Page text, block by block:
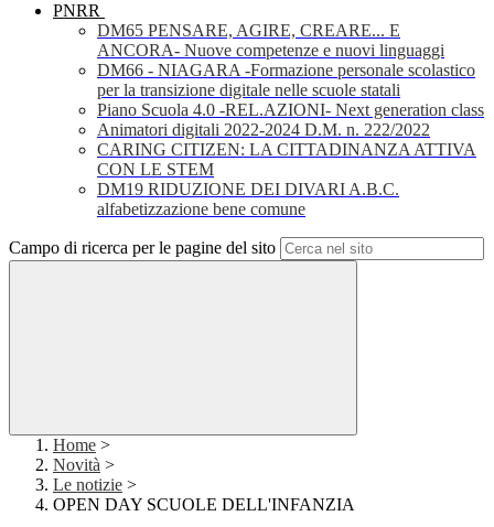
PNRR
DM65 PENSARE, AGIRE, CREARE... E
ANCORA- Nuove competenze e nuovi linguaggi
DM66 - NIAGARA -Formazione personale scolastico
per la transizione digitale nelle scuole statali
Piano Scuola 4.0 -REL.AZIONI- Next generation class
Animatori digitali 2022-2024 D.M. n. 222/2022
CARING CITIZEN: LA CITTADINANZA ATTIVA
CON LE STEM
DM19 RIDUZIONE DEI DIVARI A.B.C.
alfabetizzazione bene comune
Campo di ricerca per le pagine del sito
Home >
Novità >
Le notizie >
OPEN DAY SCUOLE DELL'INFANZIA